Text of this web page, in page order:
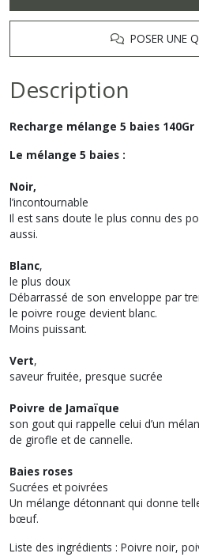
POSER UNE
Description
Recharge mélange 5 baies 140Gr
Le mélange 5 baies :
Noir,
l’incontournable
Il est sans doute le plus connu des
aussi.
Blanc,
le plus doux
Débarrassé de son enveloppe par
le poivre rouge devient blanc.
Moins puissant.
Vert,
saveur fruitée, presque sucrée
Poivre de Jamaïque
son gout qui rappelle celui d’un
de girofle et de cannelle.
Baies roses
Sucrées et poivrées
Un mélange détonnant qui donne
bœuf.
Liste des ingrédients : Poivre noir,